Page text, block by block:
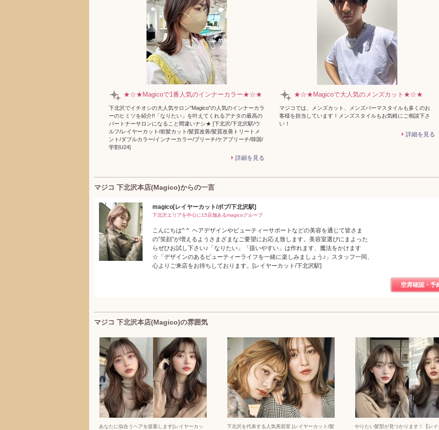
★☆★Magicoで1番人気のインナーカラー★☆★
下北沢でイチオシの大人気サロン"Magico"の人気のインナーカラ
ーのヒミツを紹介!!「なりたい」を叶えてくれるアナタの最高の
パートナーサロンになること間違いナシ★ [下北沢/下北沢駅/ウ
ルフ/レイヤーカット/前髪カット/髪質改善/髪質改善トリートメ
ント/ダブルカラー/インナーカラー/ブリーチ/ケアブリーチ/韓国/
学割U24]
詳細を見る
★☆★Magicoで大人気のメンズカット★☆★
マジコでは、メンズカット、メンズパーマスタイルも多くのお
客様を担当しています！メンズスタイルもお気軽にご相談下さ
い！
詳細を見る
マジコ 下北沢本店(Magico)からの一言
magico[レイヤーカット/ボブ/下北沢駅]
下北沢エリアを中心に15店舗あるmagicoグループ
こんにちは^ ^ ヘアデザインやビューティーサポートなどの美容を通じて皆さま
の”笑顔”が増えるようさまざまなご要望にお応え致します。美容室選びにまよった
らぜひお試し下さい♪「なりたい」「扱いやすい」は作れます、魔法をかけます
☆「デザインのあるビューティーライフを一緒に楽しみましょう♪」スタッフ一同、
心よりご来店をお待ちしております。[レイヤーカット/下北沢駅]
空席確認・予
マジコ 下北沢本店(Magico)の雰囲気
あなたに似合うヘアを提案します[レイヤーカッ
下北沢を代表する人気美容室 [レイヤーカット/髪
やりたい髪型が見つかります！【レ